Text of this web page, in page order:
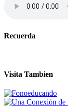
Recuerda
Visita Tambien